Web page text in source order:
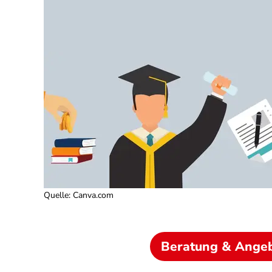
Quelle: Canva.com
Beratung &